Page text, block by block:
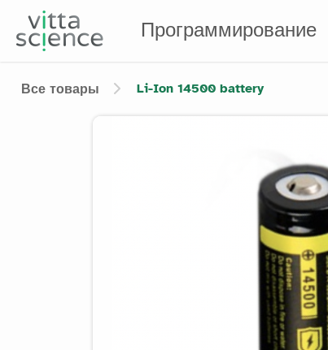
Программирование
Все товары Li-Ion 14500 battery